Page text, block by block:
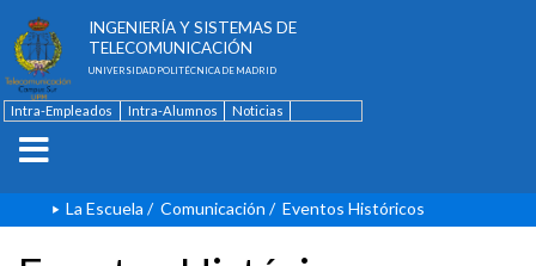
INGENIERÍA Y SISTEMAS DE
TELECOMUNICACIÓN
UNIVERSIDAD POLITÉCNICA DE MADRID
Intra-Empleados Intra-Alumnos
Noticias
La Escuela / Comunicación / Eventos Históricos